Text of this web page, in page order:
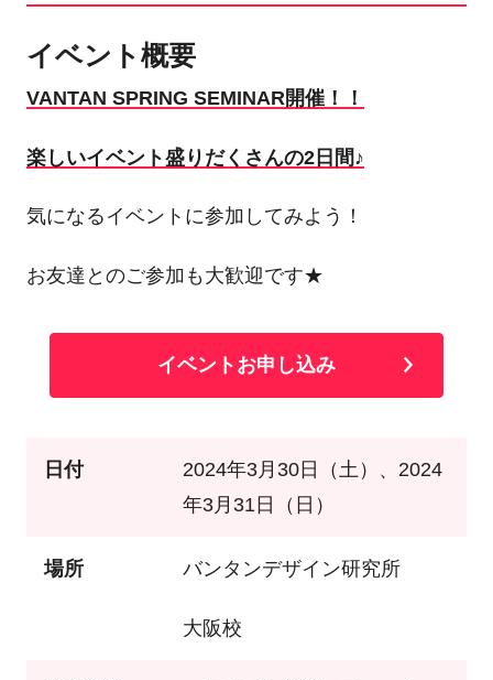
イベント概要
VANTAN SPRING SEMINAR開催！！
楽しいイベント盛りだくさんの2日間♪
気になるイベントに参加してみよう！
お友達とのご参加も大歓迎です★
イベントお申し込み
日付
2024年3月30日（土）、2024
年3月31日（日）
場所 バンタンデザイン研究所
大阪校